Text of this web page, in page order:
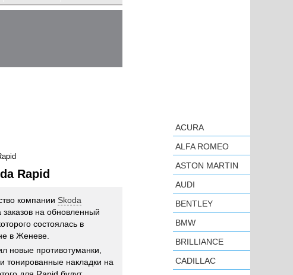
Rapid
компании Skoda
на обновленный
состоялась в
в Женеве.
новые противотуманки,
тонированные накладки на
ACURA
ALFA ROMEO
ASTON MARTIN
AUDI
BENTLEY
BMW
BRILLIANCE
CADILLAC